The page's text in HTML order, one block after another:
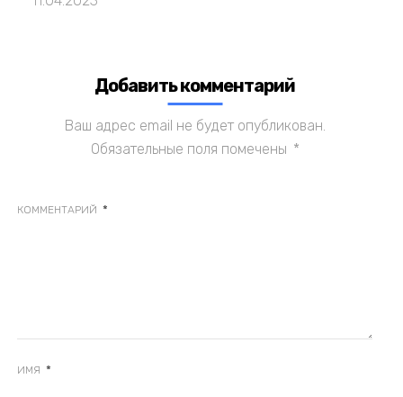
Добавить комментарий
Ваш адрес email не будет опубликован.
Обязательные поля помечены *
КОММЕНТАРИЙ *
ИМЯ *